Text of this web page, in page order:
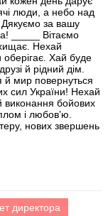
люди, а небо над
за вашу
_____ Вітаємо
Нехай
оберігає. Хай буде
й рідний дім.
мир повернуться
сил України! Нехай
виконання бойових
і любов’ю.
нових звершень
директора